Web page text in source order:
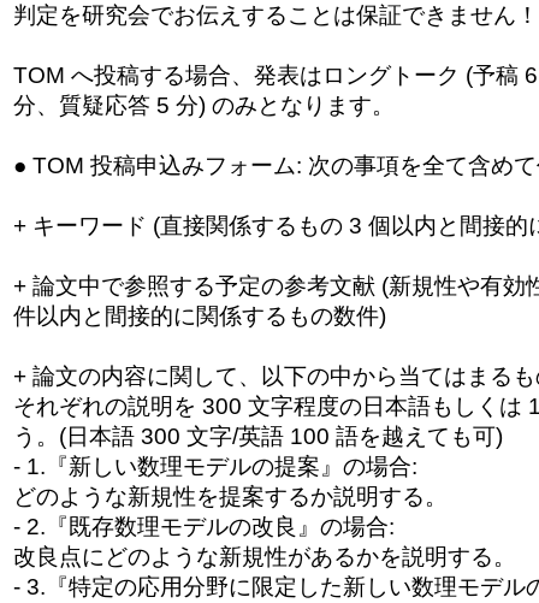
判定を研究会でお伝えすることは保証できません！
TOM へ投稿する場合、発表はロングトーク (予稿
分、質疑応答 5 分) のみとなります。
● TOM 投稿申込みフォーム: 次の事項を全て含め
+ キーワード (直接関係するもの 3 個以内と間接的
+ 論文中で参照する予定の参考文献 (新規性や有効
件以内と間接的に関係するもの数件)
+ 論文の内容に関して、以下の中から当てはまる
それぞれの説明を 300 文字程度の日本語もしくは
う。(日本語 300 文字/英語 100 語を越えても可)
- 1.『新しい数理モデルの提案』の場合:
どのような新規性を提案するか説明する。
- 2.『既存数理モデルの改良』の場合:
改良点にどのような新規性があるかを説明する。
- 3.『特定の応用分野に限定した新しい数理モデル